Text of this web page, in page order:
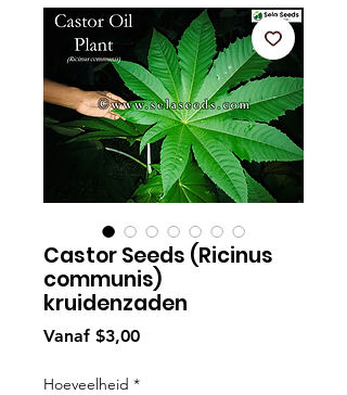
Castor Seeds (Ricinus
communis)
kruidenzaden
Vanaf $3,00Verkoopprijs
Hoeveelheid *